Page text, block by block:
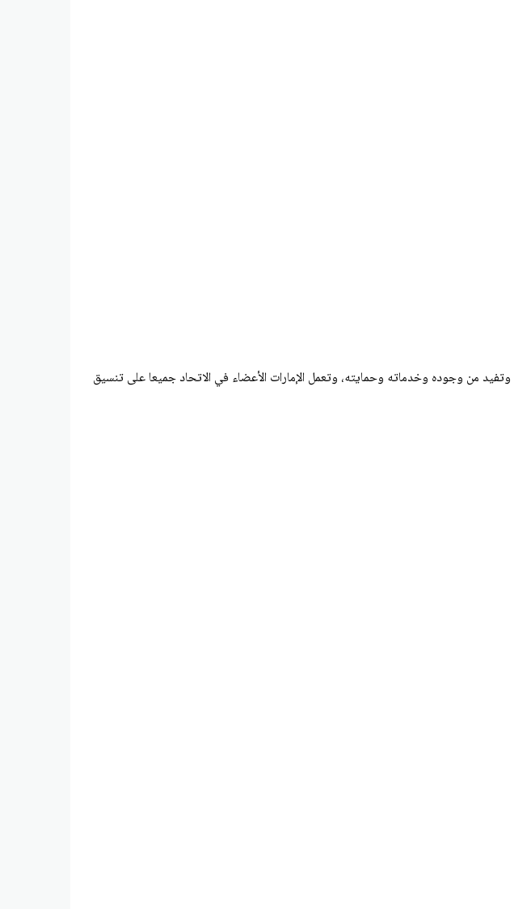
من وجوده وخدماته وحمايته، وتعمل الإمارات الأعضاء في الاتحاد جميعا على تنسيق